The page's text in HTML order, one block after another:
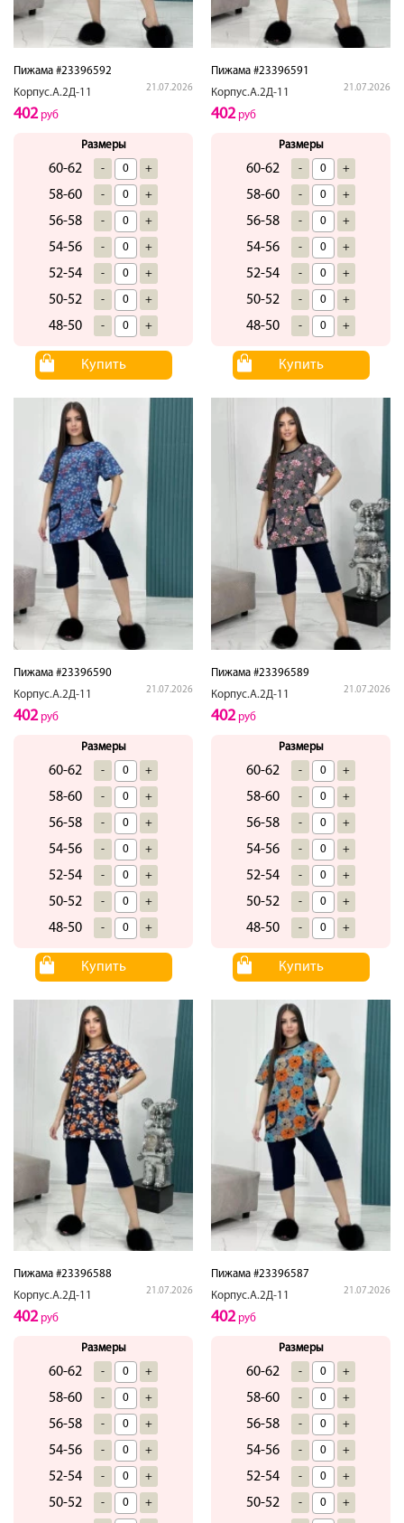
Пижама #23396592
Корпус.А.2Д-11
21.07.2026
402руб
Размеры
60-62 - +
58-60 - +
56-58 - +
54-56 - +
52-54 - +
50-52 - +
48-50 - +
Купить
Пижама #23396591
Корпус.А.2Д-11
21.07.2026
402руб
Размеры
60-62 - +
58-60 - +
56-58 - +
54-56 - +
52-54 - +
50-52 - +
48-50 - +
Купить
Пижама #23396590
Корпус.А.2Д-11
21.07.2026
402руб
Размеры
60-62 - +
58-60 - +
56-58 - +
54-56 - +
52-54 - +
50-52 - +
48-50 - +
Купить
Пижама #23396589
Корпус.А.2Д-11
21.07.2026
402руб
Размеры
60-62 - +
58-60 - +
56-58 - +
54-56 - +
52-54 - +
50-52 - +
48-50 - +
Купить
Пижама #23396588
Корпус.А.2Д-11
21.07.2026
402руб
Размеры
60-62 - +
58-60 - +
56-58 - +
54-56 - +
52-54 - +
50-52 - +
Пижама #23396587
Корпус.А.2Д-11
21.07.2026
402руб
Размеры
60-62 - +
58-60 - +
56-58 - +
54-56 - +
52-54 - +
50-52 - +